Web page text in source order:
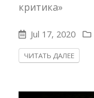
критика»
Jul 17, 2020
ЧИТАТЬ ДАЛЕЕ